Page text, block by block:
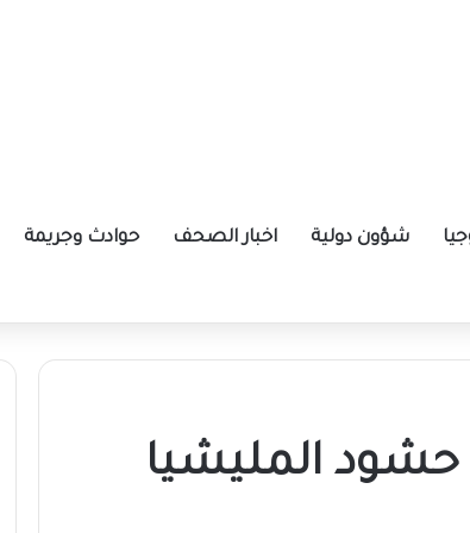
شؤون دولية اخبار الصحف حوادث وجريمة
القوى بالمنطقة؟
المليشيا